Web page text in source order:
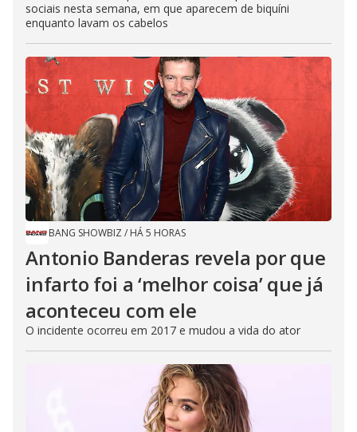
sociais nesta semana, em que aparecem de biquíni
enquanto lavam os cabelos
BANG SHOWBIZ / HÁ 5 HORAS
Antonio Banderas revela por que
infarto foi a ‘melhor coisa’ que já
aconteceu com ele
O incidente ocorreu em 2017 e mudou a vida do ator